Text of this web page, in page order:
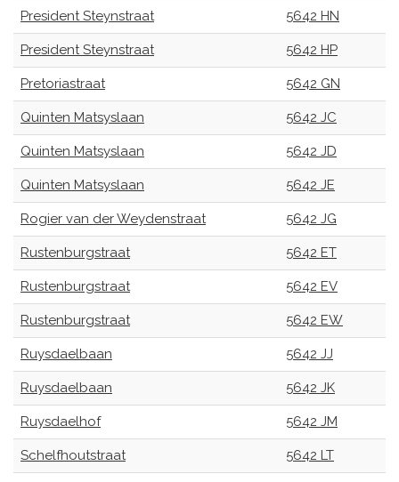
President Steynstraat 5642 HN
President Steynstraat 5642 HP
Pretoriastraat 5642 GN
Quinten Matsyslaan 5642 JC
Quinten Matsyslaan 5642 JD
Quinten Matsyslaan 5642 JE
Rogier van der Weydenstraat 5642 JG
Rustenburgstraat 5642 ET
Rustenburgstraat 5642 EV
Rustenburgstraat 5642 EW
Ruysdaelbaan 5642 JJ
Ruysdaelbaan 5642 JK
Ruysdaelhof 5642 JM
Schelfhoutstraat 5642 LT